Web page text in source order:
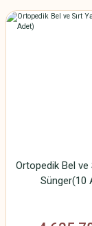
Ortopedik Bel ve
Sünger(10